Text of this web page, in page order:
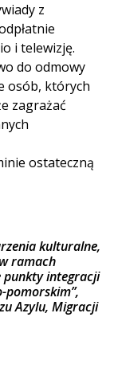
z
i telewizję.
do odmowy
osób, których
zagrażać
ostateczną
kulturalne,
ramach
punkty integracji
pomorskim”,
Azylu, Migracji